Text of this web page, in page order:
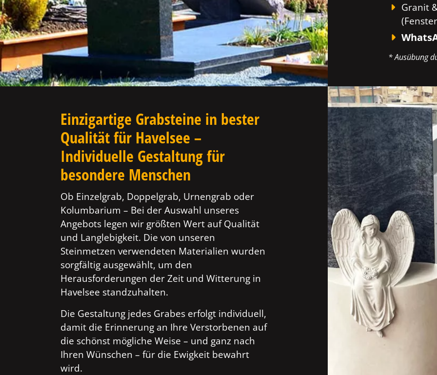
Granit
* Ausübung
Einzigartige Grabsteine in bester
Qualität für Havelsee –
Individuelle Gestaltung für
besondere Menschen
Ob Einzelgrab, Doppelgrab, Urnengrab oder
Kolumbarium – Bei der Auswahl unseres
Angebots legen wir größten Wert auf Qualität
und Langlebigkeit. Die von unseren
Steinmetzen verwendeten Materialien wurden
sorgfältig ausgewählt, um den
Herausforderungen der Zeit und Witterung in
Havelsee standzuhalten.
Die Gestaltung jedes Grabes erfolgt individuell,
damit die Erinnerung an Ihre Verstorbenen auf
die schönst mögliche Weise – und ganz nach
Ihren Wünschen – für die Ewigkeit bewahrt
wird.